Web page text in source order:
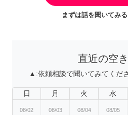
まずは話を聞いてみ
直近の空
▲:依頼相談で聞いてみてくだ
日 月 火 水
08/02 08/03 08/04 08/05